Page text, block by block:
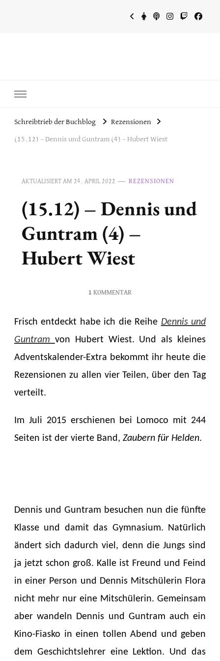
Schreibtrieb der Buchblog Rezensionen
(15.12) – Dennis und Guntram (4) – Hubert Wiest
AKTUALISIERT AM 24. APRIL 2022 REZENSIONEN
(15.12) – Dennis und
Guntram (4) –
Hubert Wiest
1 KOMMENTAR
DENNIS
UND
(4)
–
Frisch entdeckt habe ich die Reihe Dennis und
Guntram von Hubert Wiest. Und als kleines
Adventskalender-Extra bekommt ihr heute die
Rezensionen zu allen vier Teilen, über den Tag
verteilt.
Im Juli 2015 erschienen bei Lomoco mit 244
Seiten ist der vierte Band, Zaubern für Helden.
Dennis und Guntram besuchen nun die fünfte
Klasse und damit das Gymnasium. Natürlich
ändert sich dadurch viel, denn die Jungs sind
ja jetzt schon groß. Kalle ist Freund und Feind
in einer Person und Dennis Mitschülerin Flora
nicht mehr nur eine Mitschülerin. Gemeinsam
aber wandeln Dennis und Guntram auch ein
Kino-Fiasko in einen tollen Abend und geben
dem Geschichtslehrer eine Lektion. Und das